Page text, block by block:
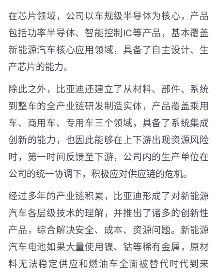
在芯片领域，公司以车规级半导体为核心，产品
包括功率半导体、智能控制IC等产品，基本覆盖
新能源汽车核心应用领域，具备了自主设计、生
产芯片的能力。
除此之外，比亚迪还建立了从材料、部件、系统
到整车的全产业链研发制造实体，产品覆盖乘用
车、商用车、专用车三个领域，具备了系统集成
创新的能力，也因此能够在上下游出现资源风险
时，第一时间反馈至下游，公司内的生产单位在
公司的统一协调下，积极应对供应链的危机。
经过多年的产业链积累，比亚迪形成了对新能源
汽车各层级技术的理解，并推出了诸多的创新性
产品，综合解决安全、成本、资源问题。新能源
汽车电池如果大量使用镍、钴等稀有金属，原材
料无法稳定供应和燃油车全面被替代时代到来